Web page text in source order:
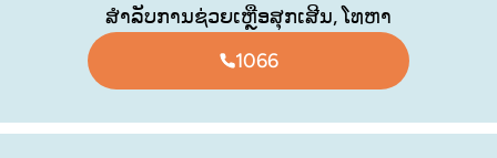
ສໍາລັບການຊ່ວຍເຫຼືອສຸກເສີນ, ໂທຫາ
1066